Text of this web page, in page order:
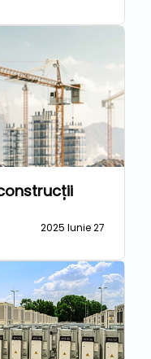
2025 Iunie 27